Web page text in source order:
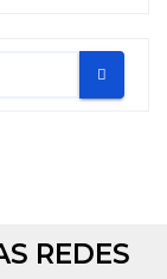
REDES